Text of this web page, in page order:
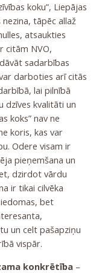
koku”, Liepājas
tāpēc allaž
atsaukties
citām NVO,
sadarbības
darboties arī citās
lai pilnībā
dzīves kvalitāti un
koks” nav ne
koris, kas var
Odere visam ir
pieņemšana un
dzirdot vārdu
ir tikai cilvēka
bet
un celt pašapziņu
vispār.
konkrētība–